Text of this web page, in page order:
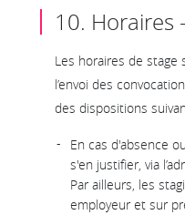
10. Horaires
Les horaires de
l’envoi des
des dispositions
En cas d'absence
s'en justifier, via
Par ailleurs, les
employeur et sur